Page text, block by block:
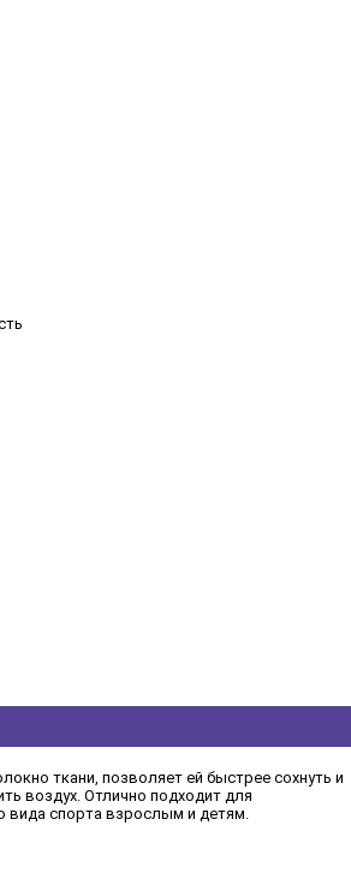
ткани, позволяет ей быстрее сохнуть и
воздух. Отлично подходит для
вида спорта взрослым и детям.